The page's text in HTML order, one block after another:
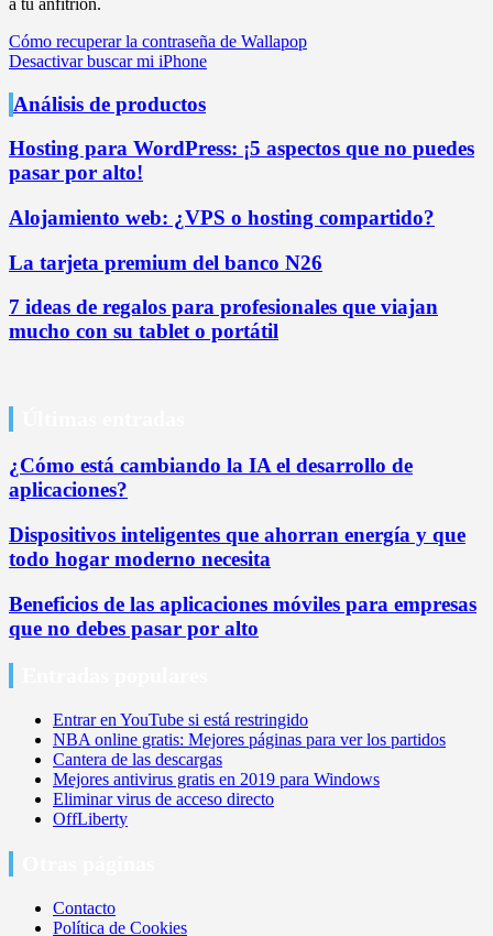
Navegación
de
entradas
Cómo recuperar la contraseña de Wallapop
Desactivar buscar mi iPhone
Análisis de productos
Hosting para WordPress: ¡5 aspectos que no puedes
pasar por alto!
Alojamiento web: ¿VPS o hosting compartido?
La tarjeta premium del banco N26
7 ideas de regalos para profesionales que viajan
mucho con su tablet o portátil
¿Cómo está cambiando la IA el desarrollo de
aplicaciones?
Dispositivos inteligentes que ahorran energía y que
todo hogar moderno necesita
Beneficios de las aplicaciones móviles para empresas
que no debes pasar por alto
Entrar en YouTube si está restringido
NBA online gratis: Mejores páginas para ver los partidos
Cantera de las descargas
Mejores antivirus gratis en 2019 para Windows
Eliminar virus de acceso directo
OffLiberty
Contacto
Política de Cookies